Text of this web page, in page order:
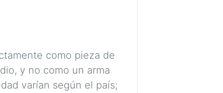
como pieza de
y no como un arma
varían según el país;